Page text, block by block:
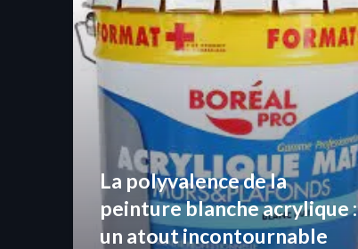
La polyvalence de la
peinture blanche acrylique :
un atout incontournable